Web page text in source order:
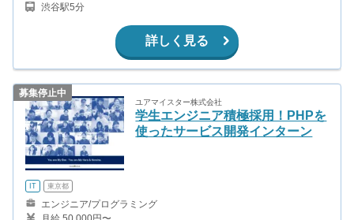
渋谷駅5分
詳しく見る
募集停止中
ユアマイスター株式会社
学生エンジニア積極採用！PHPを
使ったサービス開発インターン
IT 東京都
エンジニア/プログラミング